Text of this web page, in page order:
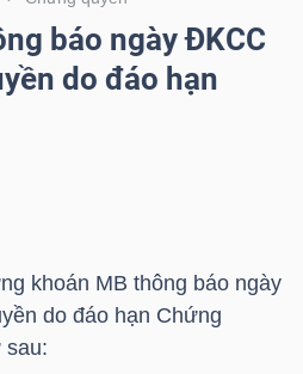
báo ngày ĐKCC
do đáo hạn
khoán MB thông báo ngày
do đáo hạn Chứng
sau: